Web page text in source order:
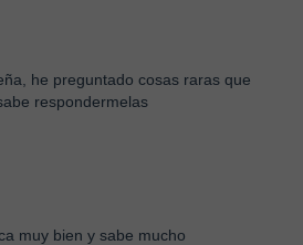
he preguntado cosas raras que
respondermelas
muy bien y sabe mucho